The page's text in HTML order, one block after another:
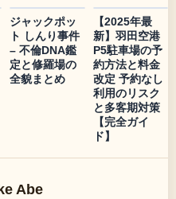
ジャックポッ
ト しんり事件
– 不倫DNA鑑
定と修羅場の
全貌まとめ
【2025年最
新】羽田空港
P5駐車場の予
約方法と料金
改定 予約なし
利用のリスク
と多客期対策
【完全ガイ
ド】
Abe